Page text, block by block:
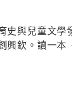
史與兒童文
欽。讀一